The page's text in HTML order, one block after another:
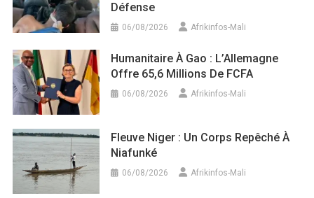
Défense
06/08/2026 Afrikinfos-Mali
Humanitaire À Gao : L’Allemagne
Offre 65,6 Millions De FCFA
06/08/2026 Afrikinfos-Mali
Fleuve Niger : Un Corps Repêché À
Niafunké
06/08/2026 Afrikinfos-Mali